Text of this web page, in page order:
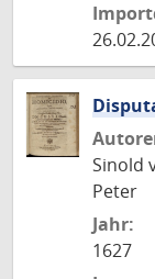
Sinold
Peter
Jahr:
1627